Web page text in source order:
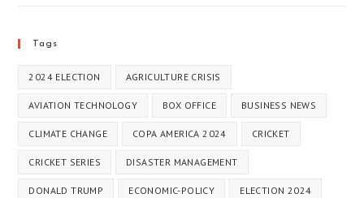
Tags
2024 ELECTION AGRICULTURE CRISIS
AVIATION TECHNOLOGY BOX OFFICE BUSINESS NEWS
CLIMATE CHANGE COPA AMERICA 2024 CRICKET
CRICKET SERIES DISASTER MANAGEMENT
DONALD TRUMP ECONOMIC-POLICY ELECTION 2024